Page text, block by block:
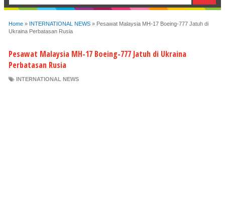
Home » INTERNATIONAL NEWS » Pesawat Malaysia MH-17 Boeing-777 Jatuh di
Ukraina Perbatasan Rusia
Pesawat Malaysia MH-17 Boeing-777 Jatuh di Ukraina
Perbatasan Rusia
INTERNATIONAL NEWS